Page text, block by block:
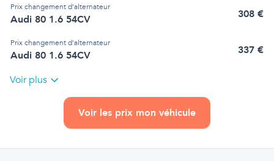
Prixchangement d'alternateur
Audi 80 1.6 54CV 308 €
Prixchangement d'alternateur
Audi 80 1.6 54CV 337 €
Voir plus
Voir les prix mon véhicule